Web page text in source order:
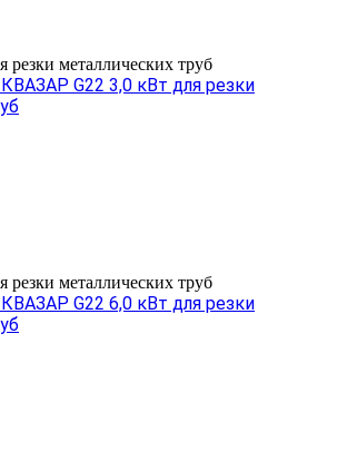
резки металлических труб
G22 3,0 кВт для резки
резки металлических труб
G22 6,0 кВт для резки